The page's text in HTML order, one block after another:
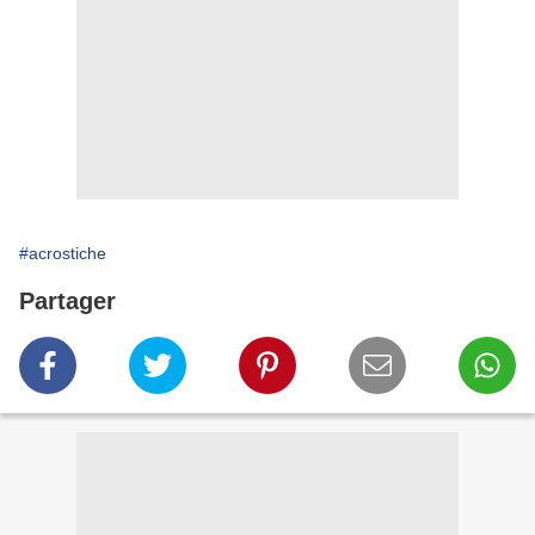
#acrostiche
Partager